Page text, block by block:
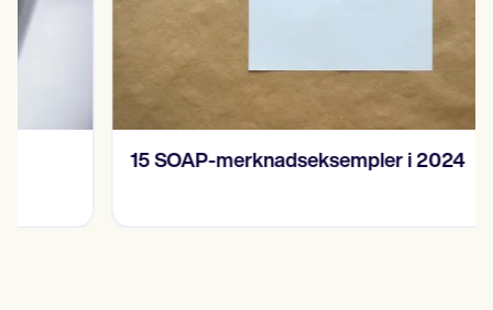
15 SOAP-merknadseksempler i 2024